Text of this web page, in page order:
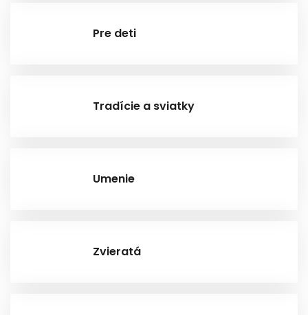
Pre deti
Tradície a sviatky
Umenie
Zvieratá